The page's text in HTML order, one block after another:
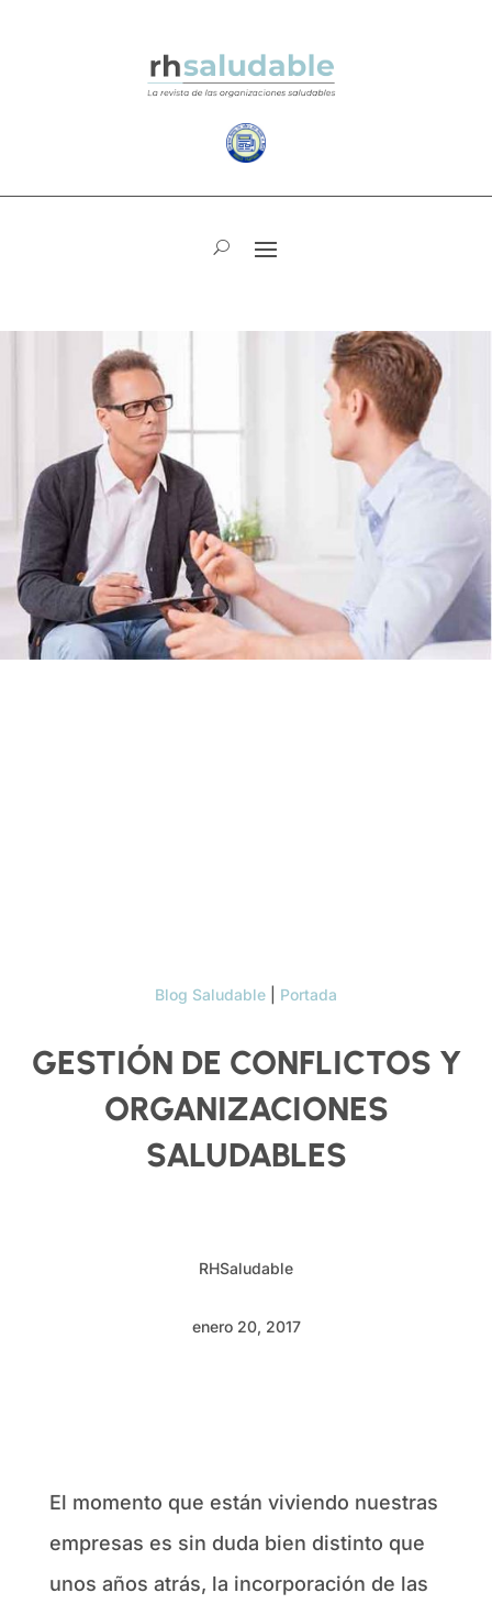
Blog Saludable Portada
GESTIÓN DE CONFLICTOS Y
ORGANIZACIONES
SALUDABLES
RHSaludable
enero 20, 2017
El momento que están viviendo nuestras
empresas es sin duda bien distinto que
unos años atrás, la incorporación de las